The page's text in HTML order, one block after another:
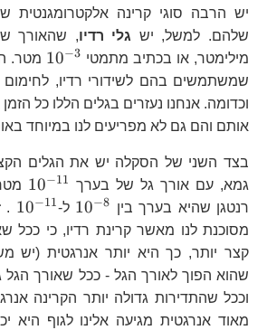
יש הרבה סוגי קרינה אלקטרומגנטית
שלהם. למשל, יש גלי רדיו
מילימטר, או בכתיב מתמטי
10^{-3}
10−3
מטר.
שמשתמשים בהם לשידורי רדיו, לחימום
וכדומה. אנחנו נעזרים בגלים הללו כל
אותם והם גם לא מפריעים לנו במיוחד
בצד השני של הסקלה יש את הגלים
גמא, עם אורך גל של בערך
10^{-11}
10−11
רנטגן שהיא בערך בין 10^{-8}
10−8 ל- 10^{-11}
10−11
.
מסוכנת לנו מאשר קרינת רדיו, כי ככל
קצר יותר, כך היא יותר אנרגטית (יש
שהוא הפוך לאורך הגל - ככל שאורך הגל
וככל שהתדירות גדולה יותר הקרינה
מאוד אנרגטית מגיעה אלינו לגוף היא